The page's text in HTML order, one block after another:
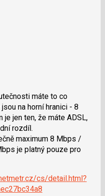
máte to co
na horní hranici - 8
jen ten, že máte ADSL,
rozdíl.
maximum 8 Mbps /
je platný pouze pro
cs/detail.html?